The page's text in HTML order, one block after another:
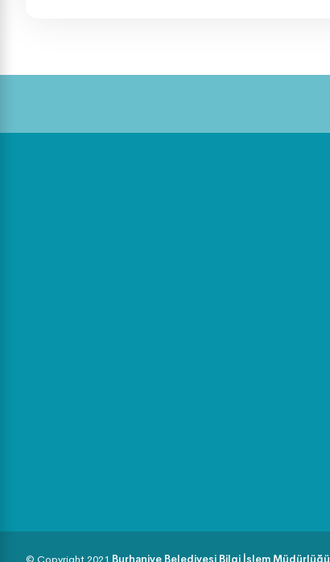
© Copyright 2021 Burhaniye Belediyesi Bilgi İşlem Müdürlüğü